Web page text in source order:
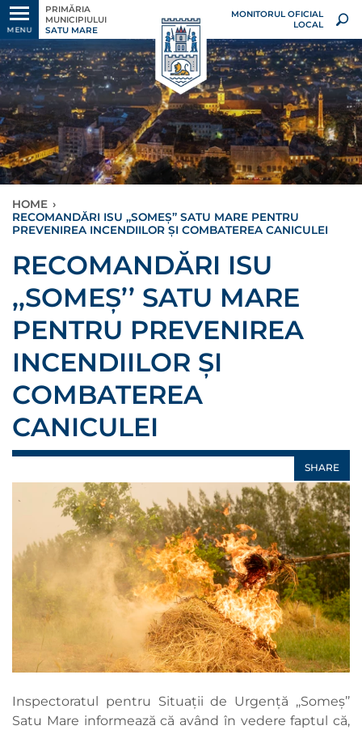
MENU
PRIMĂRIA
MUNICIPIULUI
SATU MARE
MONITORUL OFICIAL
LOCAL
HOME ›
RECOMANDĂRI ISU ,,SOMEȘ’’ SATU MARE PENTRU
PREVENIREA INCENDIILOR ȘI COMBATEREA CANICULEI
RECOMANDĂRI ISU
,,SOMEȘ’’ SATU MARE
PENTRU PREVENIREA
INCENDIILOR ȘI
COMBATEREA
CANICULEI
SHARE
Inspectoratul pentru Situații de Urgență ,,Someș’’
Satu Mare informează că având în vedere faptul că,